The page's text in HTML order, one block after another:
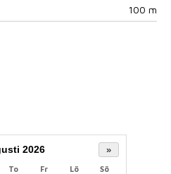
100 m
2026 »
To Fr Lö Sö